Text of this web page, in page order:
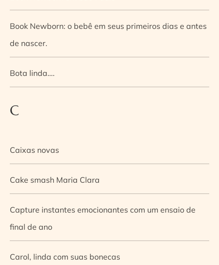
Book Newborn: o bebê em seus primeiros dias e antes
de nascer.
Bota linda….
C
Caixas novas
Cake smash Maria Clara
Capture instantes emocionantes com um ensaio de
final de ano
Carol, linda com suas bonecas